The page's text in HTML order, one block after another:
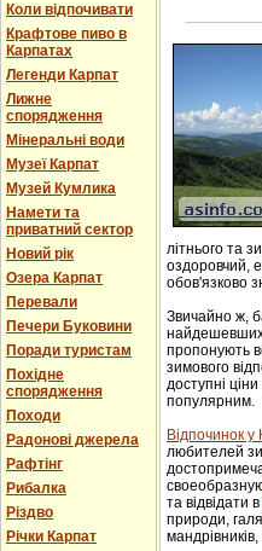
Коли відпочивати
Крафтове пиво в
Карпатах
Легенди Карпат
Лижне
спорядження
Мінеральні води
Музеї Карпат
Музей Кумлика
Намети та
приватний сектор
Новий рік
Озера Карпат
Перевали
Печери Буковини
Поради туристам
Похідне
спорядження
Походи
Радонові джерела
Рафтінг
Рибалка
Різдво
Річки Карпат
літнього та
оздоровчий,
обов'язково
Звичайно ж,
найдешевших
пропонують
зимового
доступні
популярним.
Відпочинок у
любителей
та відвідати в
природи,